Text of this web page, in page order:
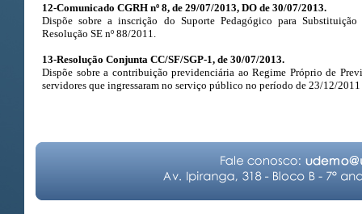
12-Comunicado CGRH nº 8, de 29/07/2013, DO de 30/07/2013.
Dispõe sobre a inscrição do Suporte Pedagógico para
Resolução SE nº 88/2011.
13-Resolução Conjunta CC/SF/SGP-1, de 30/07/2013.
Dispõe sobre a contribuição previdenciária ao Regime Próprio de
servidores que ingressaram no serviço público no período de 23/12/